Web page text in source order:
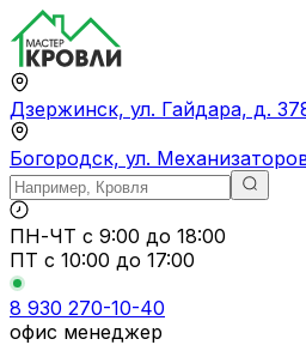
Дзержинск, ул. Гайдара, д. 37
Богородск, ул.
ПН-ЧТ с 9:00 до 18:00
ПТ с 10:00 до 17:00
8 930 270-10-40
офис менеджер